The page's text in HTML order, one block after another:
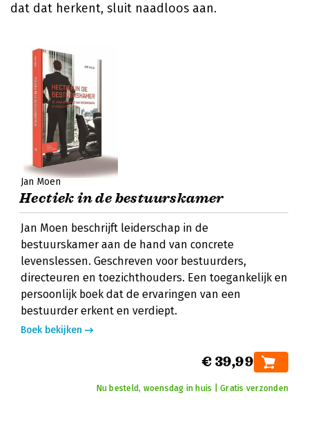
dat dat herkent, sluit naadloos aan.
Jan Moen
Hectiek in de bestuurskamer
Jan Moen beschrijft leiderschap in de
bestuurskamer aan de hand van concrete
levenslessen. Geschreven voor bestuurders,
directeuren en toezichthouders. Een toegankelijk en
persoonlijk boek dat de ervaringen van een
bestuurder erkent en verdiept.
Boek bekijken
€ 39,99
Nu besteld, woensdag in huis | Gratis verzonden